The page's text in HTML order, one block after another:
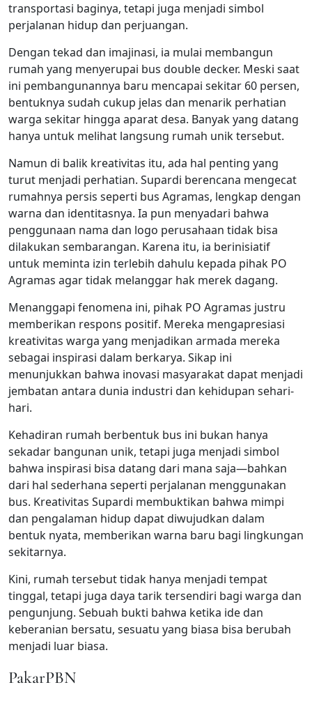
transportasi baginya, tetapi juga menjadi simbol
perjalanan hidup dan perjuangan.
Dengan tekad dan imajinasi, ia mulai membangun
rumah yang menyerupai bus double decker. Meski saat
ini pembangunannya baru mencapai sekitar 60 persen,
bentuknya sudah cukup jelas dan menarik perhatian
warga sekitar hingga aparat desa. Banyak yang datang
hanya untuk melihat langsung rumah unik tersebut.
Namun di balik kreativitas itu, ada hal penting yang
turut menjadi perhatian. Supardi berencana mengecat
rumahnya persis seperti bus Agramas, lengkap dengan
warna dan identitasnya. Ia pun menyadari bahwa
penggunaan nama dan logo perusahaan tidak bisa
dilakukan sembarangan. Karena itu, ia berinisiatif
untuk meminta izin terlebih dahulu kepada pihak PO
Agramas agar tidak melanggar hak merek dagang.
Menanggapi fenomena ini, pihak PO Agramas justru
memberikan respons positif. Mereka mengapresiasi
kreativitas warga yang menjadikan armada mereka
sebagai inspirasi dalam berkarya. Sikap ini
menunjukkan bahwa inovasi masyarakat dapat menjadi
jembatan antara dunia industri dan kehidupan sehari-
hari.
Kehadiran rumah berbentuk bus ini bukan hanya
sekadar bangunan unik, tetapi juga menjadi simbol
bahwa inspirasi bisa datang dari mana saja—bahkan
dari hal sederhana seperti perjalanan menggunakan
bus. Kreativitas Supardi membuktikan bahwa mimpi
dan pengalaman hidup dapat diwujudkan dalam
bentuk nyata, memberikan warna baru bagi lingkungan
sekitarnya.
Kini, rumah tersebut tidak hanya menjadi tempat
tinggal, tetapi juga daya tarik tersendiri bagi warga dan
pengunjung. Sebuah bukti bahwa ketika ide dan
keberanian bersatu, sesuatu yang biasa bisa berubah
menjadi luar biasa.
PakarPBN